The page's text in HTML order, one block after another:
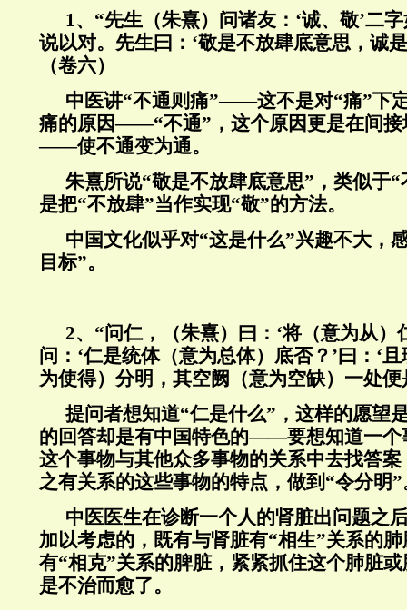
1、“先生（朱熹）问诸友：‘诚、敬’二
说以对。先生曰：‘敬是不放肆底意思，诚
（卷六）
中医讲“不通则痛”——这不是对“痛”下
痛的原因——“不通”，这个原因更是在间接
——使不通变为通。
朱熹所说“敬是不放肆底意思”，类似于
是把“不放肆”当作实现“敬”的方法。
中国文化似乎对“这是什么”兴趣不大，
目标”。
2、“问仁，（朱熹）曰：‘将（意为从）
问：‘仁是统体（意为总体）底否？’曰：‘
为使得）分明，其空阙（意为空缺）一处便
提问者想知道“仁是什么”，这样的愿望
的回答却是有中国特色的——要想知道一个
这个事物与其他众多事物的关系中去找答
之有关系的这些事物的特点，做到“令分明”
中医医生在诊断一个人的肾脏出问题之
加以考虑的，既有与肾脏有“相生”关系的
有“相克”关系的脾脏，紧紧抓住这个肺脏
是不治而愈了。